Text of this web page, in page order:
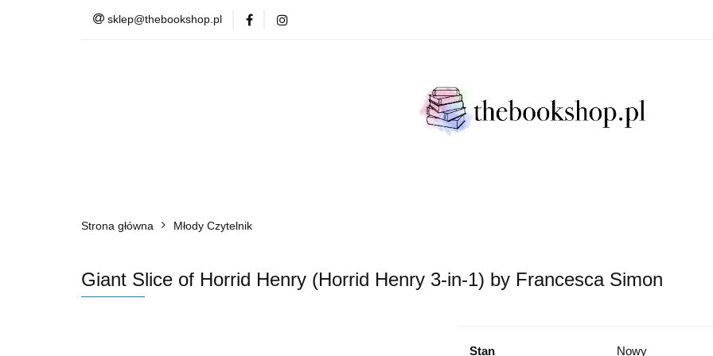
sklep@thebookshop.pl
Barnes & Noble
Strona główna Młody Czytelnik
Giant Slice of Horrid Henry (Horrid Henry 3-in-1) by Francesca Simon
Stan Nowy